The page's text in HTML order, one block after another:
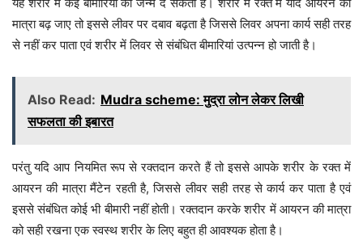
मात्रा बढ़ जाए तो इससे लीवर पर दबाव बढ़ता है जिससे लिवर अपना कार्य सही तरह
से नहीं कर पाता एवं शरीर में लिवर से संबंधित बीमारियां उत्पन्न हो जाती है।
Also Read: Mudra scheme: मुद्रा लोन लेकर लिखी
सफलता की इबारत
परंतु यदि आप नियमित रूप से रक्तदान करते हैं तो इससे आपके शरीर के रक्त में
आयरन की मात्रा मैंटेन रहती है, जिससे लीवर सही तरह से कार्य कर पाता है एवं
इससे संबंधित कोई भी बीमारी नहीं होती। रक्तदान करके शरीर में आयरन की मात्रा
को सही रखना एक स्वस्थ शरीर के लिए बहुत ही आवश्यक होता है।